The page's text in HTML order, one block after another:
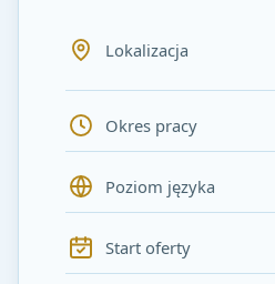
Lokalizacja
Okres pracy
Poziom języka
Start oferty